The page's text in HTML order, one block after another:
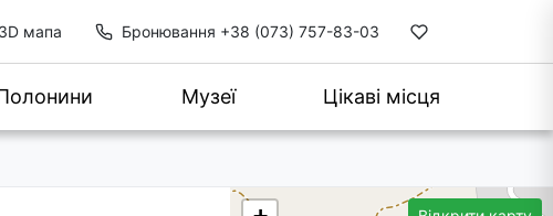
3D мапа Бронювання +38 (073) 757-83-03
Музеї Цікаві місця